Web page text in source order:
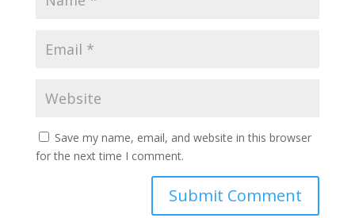
Save my name, email, and website in this browser
for the next time I comment.